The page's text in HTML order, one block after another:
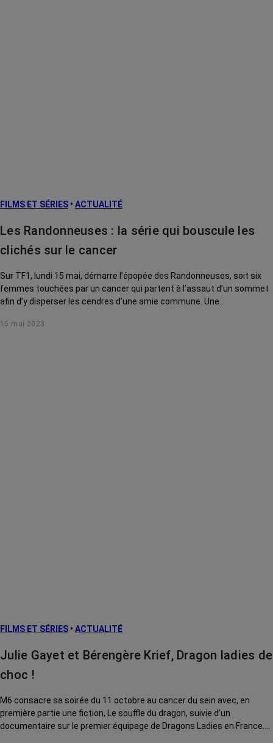
FILMS ET SÉRIES • ACTUALITÉ
Les Randonneuses : la série qui bouscule les
clichés sur le cancer
Sur TF1, lundi 15 mai, démarre l’épopée des Randonneuses, soit six
femmes touchées par un cancer qui partent à l’assaut d’un sommet
afin d’y disperser les cendres d’une amie commune. Une
l’expérience sensible de la maladie. Rencontre avec deux des
15 mai 2023
FILMS ET SÉRIES • ACTUALITÉ
Julie Gayet et Bérengère Krief, Dragon ladies de
choc !
M6 consacre sa soirée du 11 octobre au cancer du sein avec, en
première partie une fiction, Le souffle du dragon, suivie d’un
documentaire sur le premier équipage de Dragons Ladies en France.